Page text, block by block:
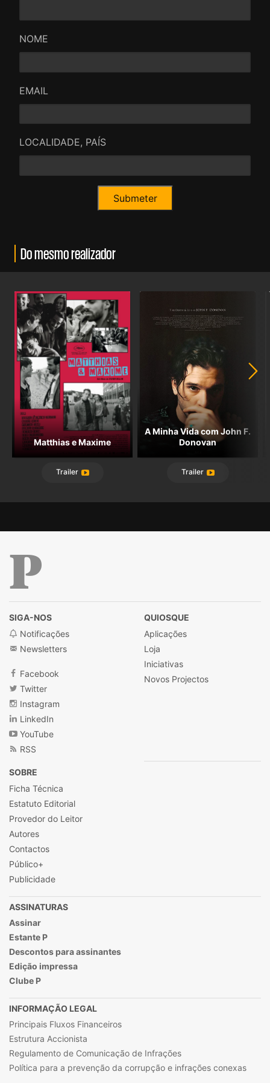
<br /> <br />Esperam-se grandes coisas do
NOME
EMAIL
LOCALIDADE, PAÍS
Do mesmo realizador
Matthias e Maxime
Trailer
A Minha Vida com John F.
Donovan
Trailer
SIGA-NOS
Notificações
Newsletters
Facebook
Twitter
Instagram
LinkedIn
YouTube
RSS
QUIOSQUE
Aplicações
Loja
Iniciativas
Novos Projectos
SOBRE
Ficha Técnica
Estatuto Editorial
Provedor do Leitor
Autores
Contactos
Público+
Publicidade
ASSINATURAS
Assinar
Estante P
Descontos para assinantes
Edição impressa
Clube P
INFORMAÇÃO LEGAL
Principais Fluxos Financeiros
Estrutura Accionista
Regulamento de Comunicação de Infrações
Política para a prevenção da corrupção e infrações conexas